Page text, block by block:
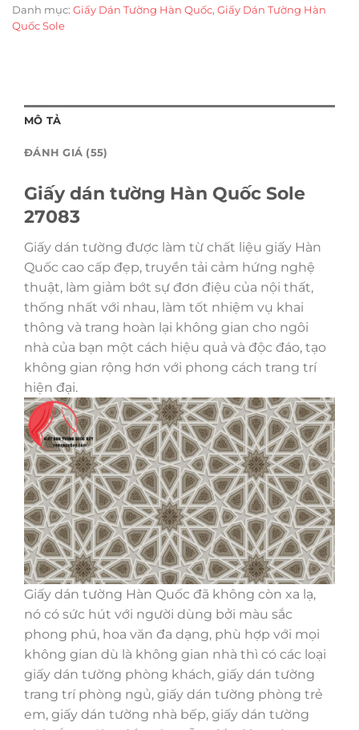
Danh mục: Giấy Dán Tường Hàn Quốc, Giấy Dán Tường Hàn
Quốc Sole
MÔ TẢ
ĐÁNH GIÁ (55)
Giấy dán tường Hàn Quốc Sole
27083
Giấy dán tường được làm từ chất liệu giấy Hàn
Quốc cao cấp đẹp, truyền tải cảm hứng nghệ
thuật, làm giảm bớt sự đơn điệu của nội thất,
thống nhất với nhau, làm tốt nhiệm vụ khai
thông và trang hoàn lại không gian cho ngôi
nhà của bạn một cách hiệu quả và độc đáo, tạo
không gian rộng hơn với phong cách trang trí
hiện đại.
Giấy dán tường Hàn Quốc đã không còn xa lạ,
nó có sức hút với người dùng bởi màu sắc
phong phú, hoa văn đa dạng, phù hợp với mọi
không gian dù là không gian nhà thì có các loại
giấy dán tường phòng khách, giấy dán tường
trang trí phòng ngủ, giấy dán tường phòng trẻ
em, giấy dán tường nhà bếp, giấy dán tường